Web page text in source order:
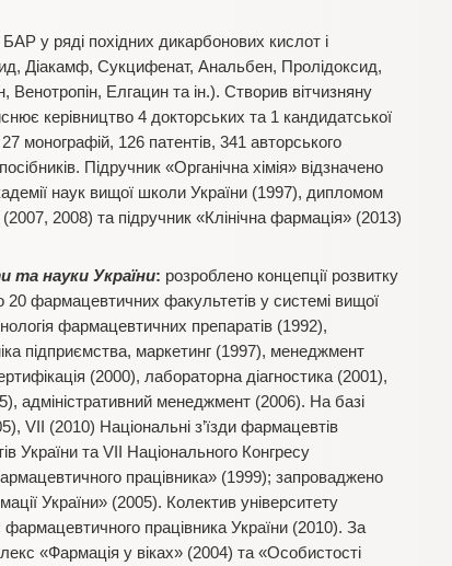
у ряді похідних дикарбонових кислот і
Діакамф, Сукцифенат, Анальбен, Пролідоксид,
Елгацин та ін.). Створив вітчизняну
керівництво 4 докторських та 1 кандидатської
монографій, 126 патентів, 341 авторського
Підручник «Органічна хімія» відзначено
наук вищої школи України (1997), дипломом
2008) та підручник «Клінічна фармація» (2013)
та науки України: розроблено концепції розвитку
20 фармацевтичних факультетів у системі вищої
фармацевтичних препаратів (1992),
підприємства, маркетинг (1997), менеджмент
(2000), лабораторна діагностика (2001),
адміністративний менеджмент (2006). На базі
VIІ (2010) Національні з’їзди фармацевтів
України та VIІ Національного Конгресу
працівника» (1999); запроваджено
України» (2005). Колектив університету
працівника України (2010). За
«Фармація у віках» (2004) та «Особистості